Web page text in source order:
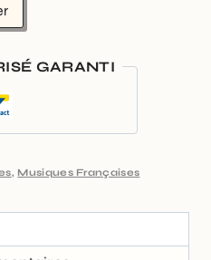
GARANTI
, Musiques Françaises